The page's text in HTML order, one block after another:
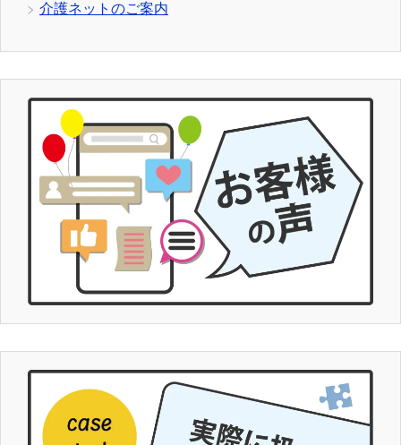
介護ネットのご案内